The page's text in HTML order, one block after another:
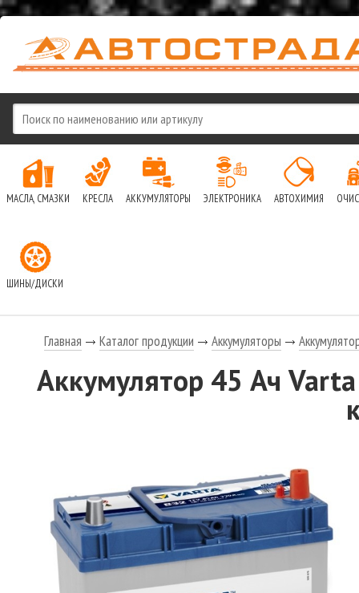
МАСЛА, СМАЗКИ КРЕСЛА АККУМУЛЯТОРЫ ЭЛЕКТРОНИКА АВТОХИМИЯ
ШИНЫ/ДИСКИ
Главная Каталог продукции Аккумуляторы
Аккумулятор 45 Ач